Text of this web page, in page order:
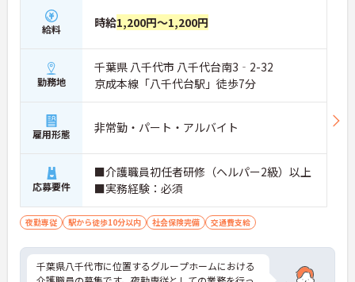
給料 時給1,200円～1,200円
勤務地
千葉県 八千代市 八千代台南3‐2-32
京成本線「八千代台駅」徒歩7分
雇用形態 非常勤・パート・アルバイト
応募要件
■介護職員初任者研修（ヘルパー2級）以上
■実務経験：必須
夜勤専従 駅から徒歩10分以内 社会保険完備 交通費支給
千葉県八千代市に位置するグループホームにおける